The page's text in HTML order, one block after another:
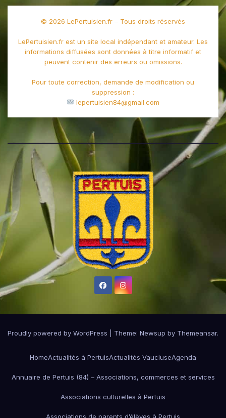
© 2026 LePertuisien.fr – Tous droits réservés
LePertuisien.fr est un site local indépendant et amateur. Les
informations diffusées sont données à titre informatif et
peuvent contenir des erreurs ou omissions.
Pour toute correction, demande de modification ou
suppression :
lepertuisien84@gmail.com
Proudly powered by WordPress Theme: Newsup by Themeansar.
HomeActualités à PertuisActualités VaucluseAgenda
Annuaire de Pertuis (84) – Associations, commerces et services
Associations culturelles à Pertuis
Associations de parents d’élèves à Pertuis